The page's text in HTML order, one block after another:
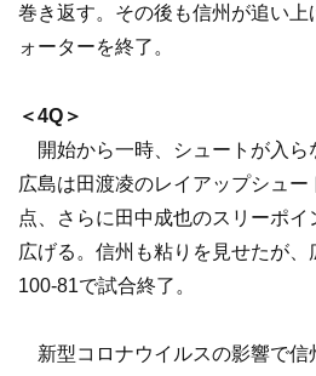
巻き返す。その後も信州が追い上
ォーターを終了。
＜4Q＞
開始から一時、シュートが入ら
広島は田渡凌のレイアップシュ
点、さらに田中成也のスリーポ
広げる。信州も粘りを見せたが、
100-81で試合終了。
新型コロナウイルスの影響で信